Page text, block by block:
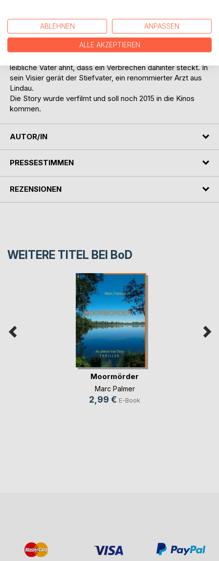
deutsche Justiz. Nach dem mysteriösen Tod seiner
geliebten Tochter, nimmt der leibliche Vater das Gesetz
selber in die Hand. Die deutsche Justiz ermittelt schlampig
leibliche Vater ahnt, dass ein Verbrechen dahinter steckt. In
sein Visier gerät der Stiefvater, ein renommierter Arzt aus
Lindau.
Die Story wurde verfilmt und soll noch 2015 in die Kinos
kommen.
AUTOR/IN
PRESSESTIMMEN
REZENSIONEN
WEITERE TITEL BEI BoD
Moormörder
Marc Palmer
2,99 € E-Book
ABLEHNEN ANPASSEN
ALLE AKZEPTIEREN